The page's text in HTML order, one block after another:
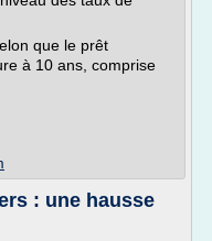
que le prêt
à 10 ans, comprise
: une hausse